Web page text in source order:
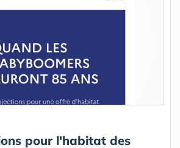
pour l'habitat des